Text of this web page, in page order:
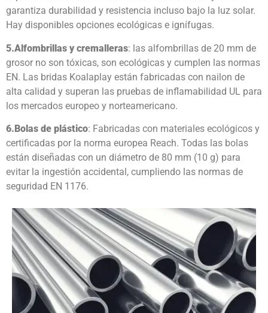
garantiza durabilidad y resistencia incluso bajo la luz solar.
Hay disponibles opciones ecológicas e ignífugas.
5.Alfombrillas y cremalleras: las alfombrillas de 20 mm de
grosor no son tóxicas, son ecológicas y cumplen las normas
EN. Las bridas Koalaplay están fabricadas con nailon de
alta calidad y superan las pruebas de inflamabilidad UL para
los mercados europeo y norteamericano.
6.Bolas de plástico: Fabricadas con materiales ecológicos y
certificadas por la norma europea Reach. Todas las bolas
están diseñadas con un diámetro de 80 mm (10 g) para
evitar la ingestión accidental, cumpliendo las normas de
seguridad EN 1176.